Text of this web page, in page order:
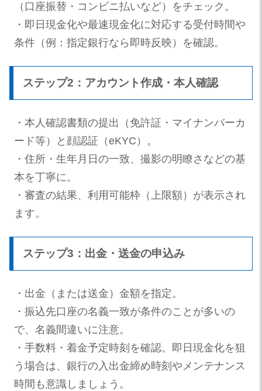
（口座振替・コンビニ払いなど）をチェック。
・即日現金化や最速現金化に対応する受付時間や
条件（例：指定銀行なら即時反映）を確認。
ステップ2：アカウント作成・本人確認
・本人確認書類の提出（免許証・マイナンバーカ
ード等）と顔認証（eKYC）。
・住所・生年月日の一致、撮影の明瞭さなどの基
本を丁寧に。
・審査の結果、利用可能枠（上限額）が表示され
ます。
ステップ3：出金・送金の申込み
・出金（または送金）金額を指定。
・振込先口座の名義一致が条件のことが多いの
で、名義間違いに注意。
・手数料・着金予定時刻を確認。即日現金化を狙
う場合は、銀行の入出金締め時刻やメンテナンス
時間も意識しましょう。